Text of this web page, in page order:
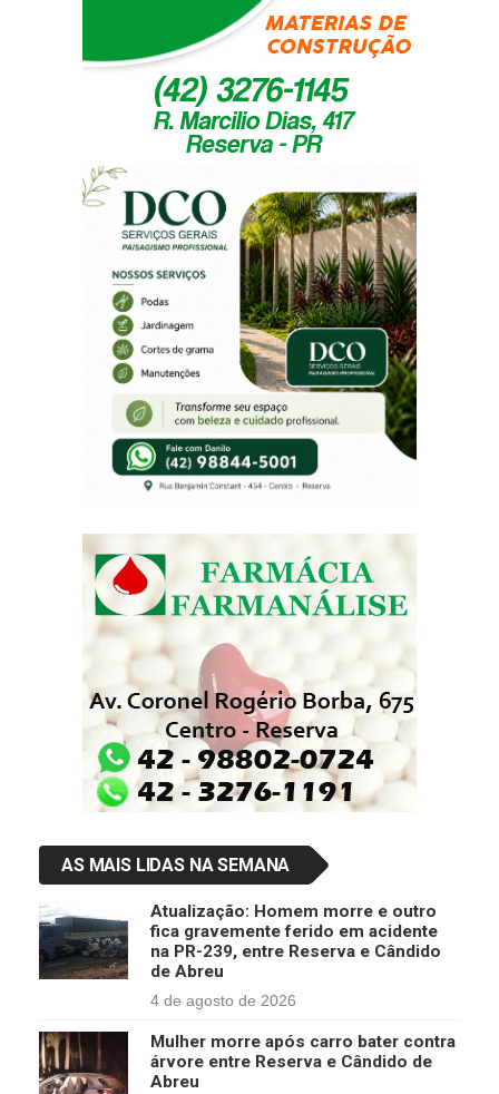
AS MAIS LIDAS NA SEMANA
Atualização: Homem morre e outro
fica gravemente ferido em acidente
na PR-239, entre Reserva e Cândido
de Abreu
4 de agosto de 2026
Mulher morre após carro bater contra
árvore entre Reserva e Cândido de
Abreu